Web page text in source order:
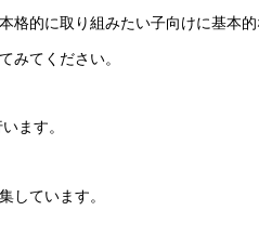
格的に取り組みたい子向けに基本
みてください。
ます。
しています。